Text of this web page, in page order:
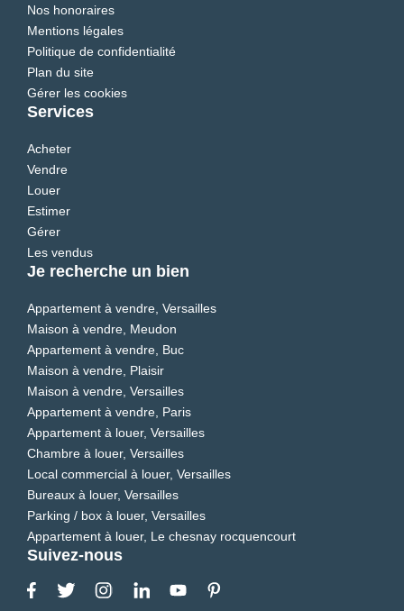
Nos honoraires
Mentions légales
Politique de confidentialité
Plan du site
Gérer les cookies
Services
Acheter
Vendre
Louer
Estimer
Gérer
Les vendus
Je recherche un bien
Appartement à vendre, Versailles
Maison à vendre, Meudon
Appartement à vendre, Buc
Maison à vendre, Plaisir
Maison à vendre, Versailles
Appartement à vendre, Paris
Appartement à louer, Versailles
Chambre à louer, Versailles
Local commercial à louer, Versailles
Bureaux à louer, Versailles
Parking / box à louer, Versailles
Appartement à louer, Le chesnay rocquencourt
Suivez-nous